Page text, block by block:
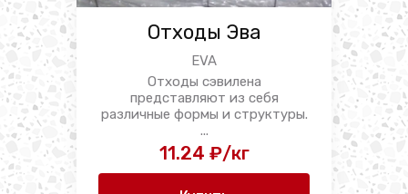
Отходы Эва
EVA
Отходы сэвилена
представляют из себя
различные формы и структуры.
...
11.24 ₽/кг